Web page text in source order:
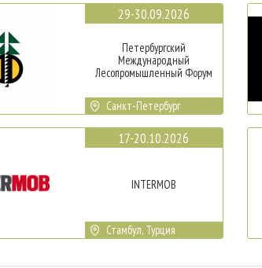
29-30.09.2026
Петербургский
Международный
Лесопромышленный Форум
Санкт-Петербург
17-20.10.2026
INTERMOB
Стамбул, Турция